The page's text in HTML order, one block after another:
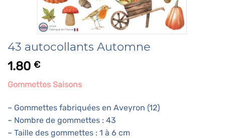
43 autocollants Automne
1.80 €
Gommettes Saisons
– Gommettes fabriquées en Aveyron (12)
– Nombre de gommettes : 43
– Taille des gommettes : 1 à 6 cm